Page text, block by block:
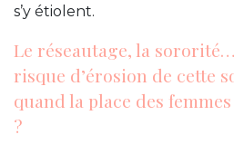
s’y étiolent.
Le réseautage, la
risque d’érosion de cette
quand la place des
?